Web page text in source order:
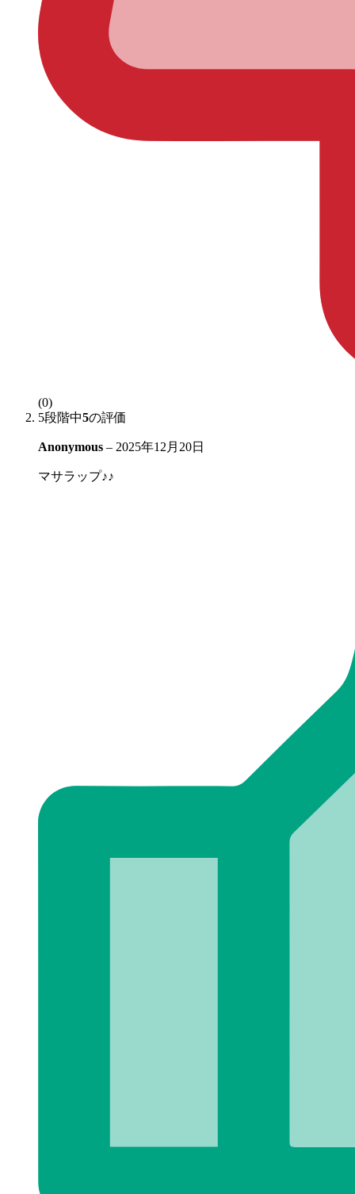
(0)
5段階中5の評価
Anonymous – 2025年12月20日
マサラップ♪♪